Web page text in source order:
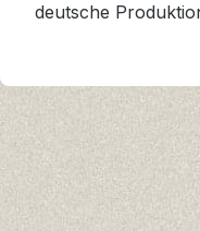
deutsche